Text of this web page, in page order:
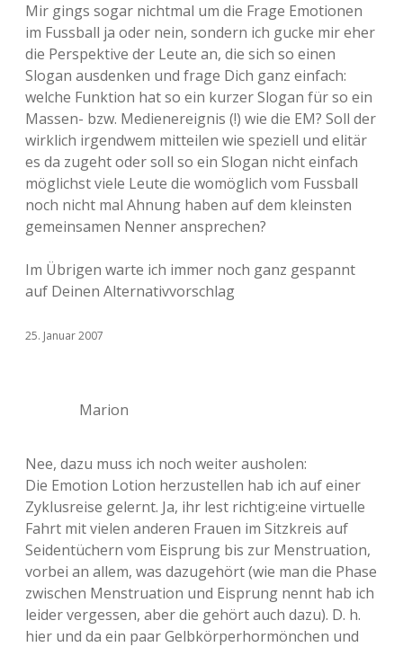
Mir gings sogar nichtmal um die Frage Emotionen
im Fussball ja oder nein, sondern ich gucke mir eher
die Perspektive der Leute an, die sich so einen
Slogan ausdenken und frage Dich ganz einfach:
welche Funktion hat so ein kurzer Slogan für so ein
Massen- bzw. Medienereignis (!) wie die EM? Soll der
wirklich irgendwem mitteilen wie speziell und elitär
es da zugeht oder soll so ein Slogan nicht einfach
möglichst viele Leute die womöglich vom Fussball
noch nicht mal Ahnung haben auf dem kleinsten
gemeinsamen Nenner ansprechen?
Im Übrigen warte ich immer noch ganz gespannt
auf Deinen Alternativvorschlag
25. Januar 2007
Marion
Nee, dazu muss ich noch weiter ausholen:
Die Emotion Lotion herzustellen hab ich auf einer
Zyklusreise gelernt. Ja, ihr lest richtig:eine virtuelle
Fahrt mit vielen anderen Frauen im Sitzkreis auf
Seidentüchern vom Eisprung bis zur Menstruation,
vorbei an allem, was dazugehört (wie man die Phase
zwischen Menstruation und Eisprung nennt hab ich
leider vergessen, aber die gehört auch dazu). D. h.
hier und da ein paar Gelbkörperhormönchen und